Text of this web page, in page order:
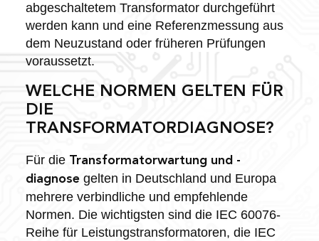
abgeschaltetem Transformator durchgeführt
werden kann und eine Referenzmessung aus
dem Neuzustand oder früheren Prüfungen
voraussetzt.
WELCHE NORMEN GELTEN FÜR
DIE
TRANSFORMATORDIAGNOSE?
Für die
Transformatorwartung und -
diagnosegelten in Deutschland und Europa
mehrere verbindliche und empfehlende
Normen. Die wichtigsten sind die IEC 60076-
Reihe für Leistungstransformatoren, die IEC